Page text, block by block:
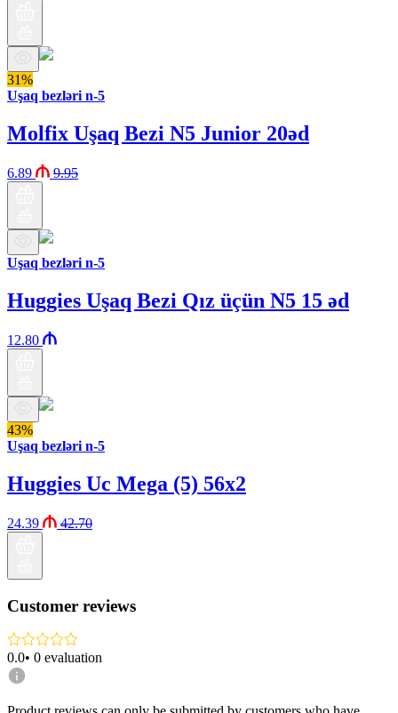
31%
Uşaq bezləri n-5
Molfix Uşaq Bezi N5 Junior 20əd
6.89 9.95
Uşaq bezləri n-5
Huggies Uşaq Bezi Qız üçün N5 15 əd
12.80
43%
Uşaq bezləri n-5
Huggies Uc Mega (5) 56x2
24.39 42.70
Customer reviews
0.0• 0 evaluation